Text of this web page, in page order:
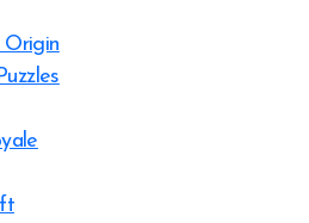
Origin